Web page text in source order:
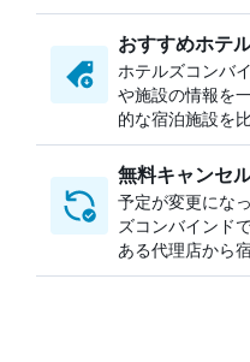
おすすめホテ
ホテルズコンバ
や施設の情報を
的な宿泊施設を
無料キャンセ
予定が変更にな
ズコンバインド
ある代理店から